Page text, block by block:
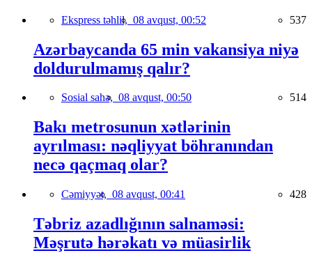
Ekspress təhlil, 08 avqust, 00:52 537
Azərbaycanda 65 min vakansiya niyə
doldurulmamış qalır?
Sosial sahə, 08 avqust, 00:50 514
Bakı metrosunun xətlərinin
ayrılması: nəqliyyat böhranından
necə qaçmaq olar?
Cəmiyyət, 08 avqust, 00:41 428
Təbriz azadlığının salnaməsi:
Məşrutə hərəkatı və müasirlik